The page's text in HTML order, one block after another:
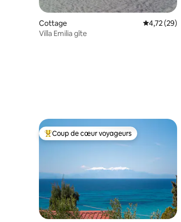
Cottage Évaluation
4,72 (29)
Villa Emilia gîte
Coups de cœur voyageurs les plus appréciés
Coup de cœur voyageurs